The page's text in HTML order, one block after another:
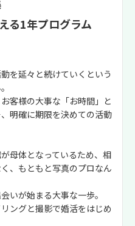
る1年プログラム
を延々と続けていくという
客様の大事な「お時間」と
明確に期限を決めての活動
母体となっているため、相
、もともと写真のプロなん
いが始まる大事な一歩。
ングと撮影で婚活をはじめ